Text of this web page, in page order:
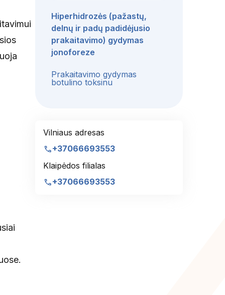
Hiperhidrozės (pažastų,
delnų ir padų padidėjusio
prakaitavimo) gydymas
jonoforeze
Prakaitavimo gydymas
botulino toksinu
Vilniaus adresas
call+37066693553
Klaipėdos filialas
call+37066693553